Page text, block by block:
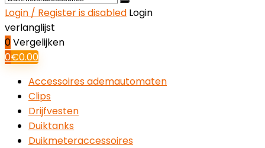
Login / Register is disabled Login
verlanglijst
0Vergelijken
0€0.00
Accessoires ademautomaten
Clips
Drijfvesten
Duiktanks
Duikmeteraccessoires